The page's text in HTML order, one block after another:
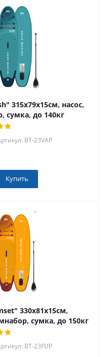
315х79х15см, насос,
сумка, до 140кг
BT-23VAP
Купить
330х81х15см,
сумка, до 150кг
BT-23FUP